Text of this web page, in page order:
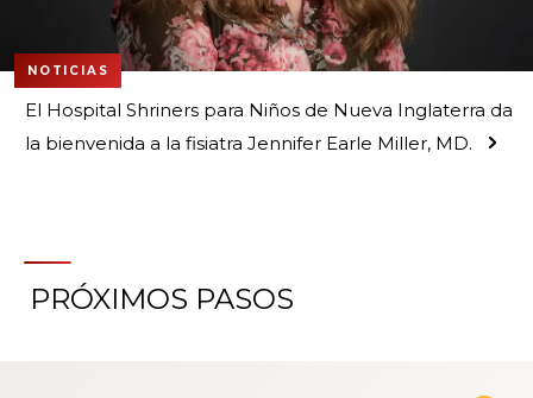
NOTICIAS
El Hospital Shriners para Niños de Nueva Inglaterra da
la bienvenida a la fisiatra Jennifer Earle Miller, MD.
PRÓXIMOS PASOS